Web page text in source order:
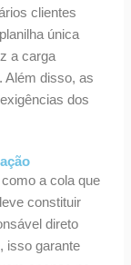
clientes
única
a carga
Além disso, as
dos
a cola que
constituir
direto
isso garante